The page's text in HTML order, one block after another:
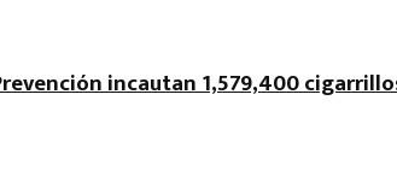
incautan 1,579,400